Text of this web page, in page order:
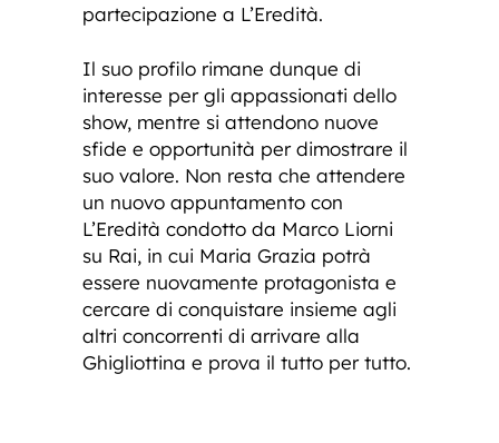
partecipazione a L’Eredità.
Il suo profilo rimane dunque di
interesse per gli appassionati dello
show, mentre si attendono nuove
sfide e opportunità per dimostrare il
suo valore. Non resta che attendere
un nuovo appuntamento con
L’Eredità condotto da Marco Liorni
su Rai, in cui Maria Grazia potrà
essere nuovamente protagonista e
cercare di conquistare insieme agli
altri concorrenti di arrivare alla
Ghigliottina e prova il tutto per tutto.